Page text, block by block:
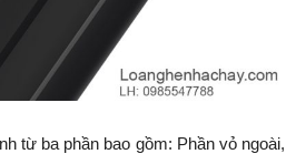
từ ba phần bao gồm: Phần vỏ ngoài,